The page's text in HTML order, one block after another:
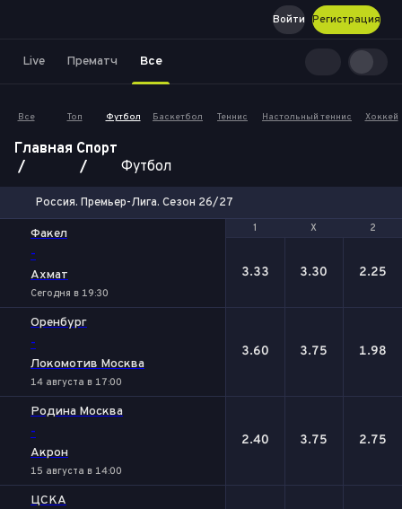
Регистрация
Войти
Live Прематч Все
Все Топ Футбол Баскетбол Теннис Настольный теннис Хоккей
Главная Спорт
Футбол
Россия. Премьер-Лига. Сезон 26/27
1 Х 2
Факел
-
Ахмат
Сегодня в 19:30
1 Х 2
3.33 3.30 2.25
Оренбург
-
Локомотив Москва
14 августа в 17:00
3.60 3.75 1.98
Родина Москва
-
Акрон
15 августа в 14:00
2.40 3.75 2.75
ЦСКА